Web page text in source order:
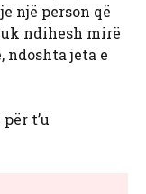
një person që
ndihesh mirë
ndoshta jeta e
t’u